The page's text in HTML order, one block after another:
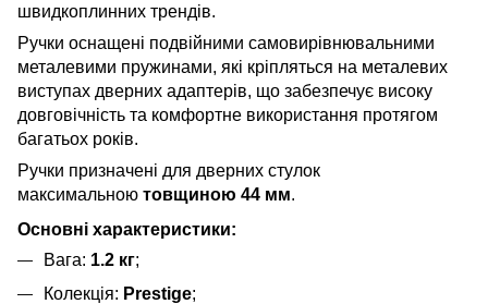
швидкоплинних трендів.
Ручки оснащені подвійними самовирівнювальними
металевими пружинами, які кріпляться на металевих
виступах дверних адаптерів, що забезпечує високу
довговічність та комфортне використання протягом
багатьох років.
Ручки призначені для дверних стулок
максимальною товщиною 44 мм.
Основні характеристики:
Вага: 1.2 кг;
Колекція: Prestige;